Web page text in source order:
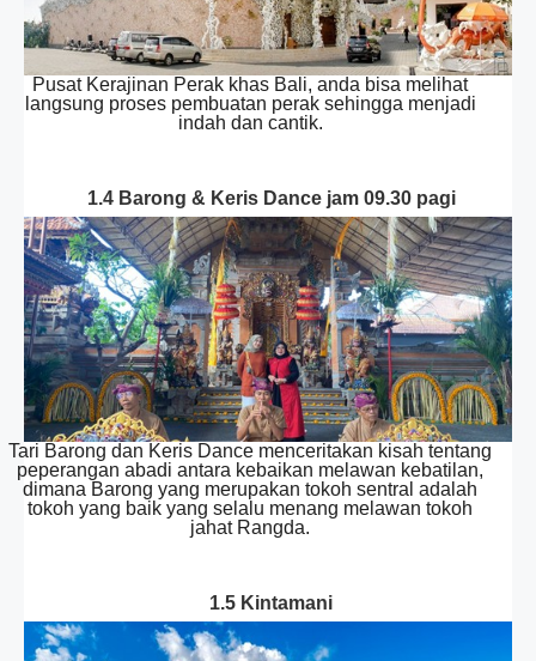
Pusat Kerajinan Perak khas Bali, anda bisa melihat
langsung proses pembuatan perak sehingga menjadi
indah dan cantik.
1.4 Barong & Keris Dance jam 09.30 pagi
Tari Barong dan Keris Dance menceritakan kisah tentang
peperangan abadi antara kebaikan melawan kebatilan,
dimana Barong yang merupakan tokoh sentral adalah
tokoh yang baik yang selalu menang melawan tokoh
jahat Rangda.
1.5 Kintamani